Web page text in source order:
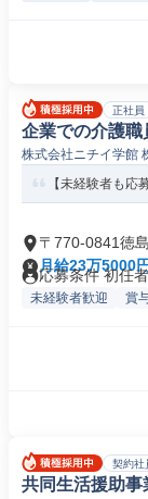
正社員
企業での介護職
株式会社ニチイ学館
【未経験者も応
〒770-0841徳
月給23万5000
応募条件 初任
未経験者歓迎 賞
契約社
共同生活援助事